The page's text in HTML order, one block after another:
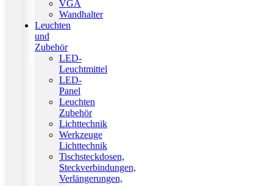
VGA
Wandhalter
Leuchten
und
Zubehör
LED-
Leuchtmittel
LED-
Panel
Leuchten
Zubehör
Lichttechnik
Werkzeuge
Lichttechnik
Tischsteckdosen,
Steckverbindungen,
Verlängerungen,